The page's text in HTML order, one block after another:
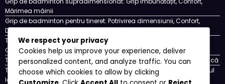
Mărimea mâinii
Grip de badminton pentru tineret: Potrivirea dimensiunii, Confort,
Dezvoltarea jucătorului
Tipuri de prindere a rachetei de badminton: Poziționarea mâinii,
Controlul, Executarea loviturii
Tipuri de Grip Smash Badminton: Generare de Putere, Control, Tehnică
Tipuri de grip pentru badminton Touch: Sensibilitate, Finețe, Controlul
loviturii
We respect your privacy
Cookies help us improve your experience, deliver
personalized content, and analyze traffic. You can
choose which cookies to allow by clicking